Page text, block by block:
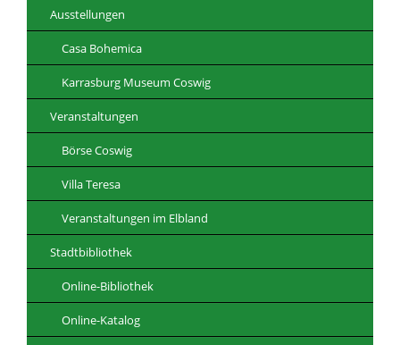
Ausstellungen
Casa Bohemica
Karrasburg Museum Coswig
Veranstaltungen
Börse Coswig
Villa Teresa
Veranstaltungen im Elbland
Stadtbibliothek
Online-Bibliothek
Online-Katalog